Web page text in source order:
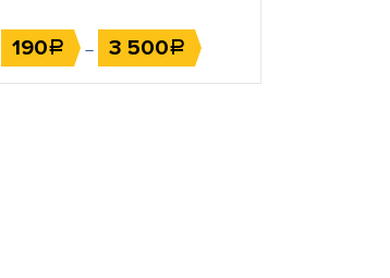
190Р – 3 500Р